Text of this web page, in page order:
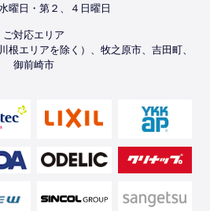
曜日・第２、４日曜日
ご対応エリア
根エリアを除く）、牧之原市、吉田町、
御前崎市